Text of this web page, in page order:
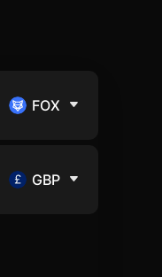
FOX
GBP